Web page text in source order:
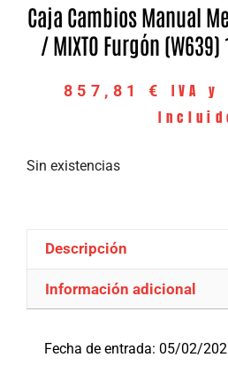
Caja Cambios Manual
/ MIXTO Furgón (W639)
857,81 €
IVA y
Sin existencias
Descripción
Información adicional
Fecha de entrada: 05/02/